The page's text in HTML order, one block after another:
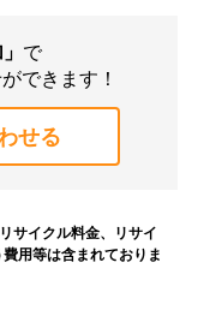
で
できます！
せる
サイクル料金、リサイ
用等は含まれておりま